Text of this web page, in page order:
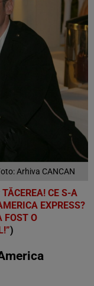
Arhiva CANCAN
CE S-A
EXPRESS?
FOST O
)